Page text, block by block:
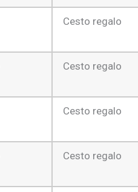
Cesto regalo
Cesto regalo
Cesto regalo
Cesto regalo